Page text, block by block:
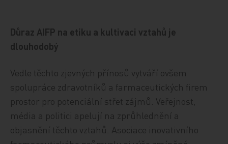
Důraz AIFP na etiku a kultivaci vztahů je
dlouhodobý
Vedle těchto zjevných přínosů vytváří ovšem
spolupráce zdravotníků a farmaceutických firem
prostor pro potenciální střet zájmů. Veřejnost,
média a politici apelují na zprůhlednění a
objasnění těchto vztahů. Asociace inovativního